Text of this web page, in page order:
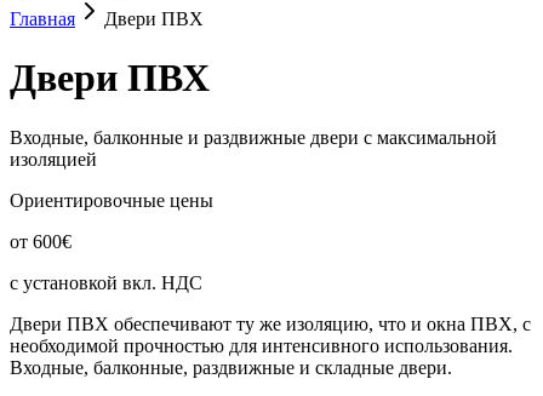
Главная
Двери ПВХ
Двери ПВХ
Входные, балконные и раздвижные двери с максимальной
изоляцией
Ориентировочные цены
от 600€
с установкой вкл. НДС
Двери ПВХ обеспечивают ту же изоляцию, что и окна ПВХ, с
необходимой прочностью для интенсивного использования.
Входные, балконные, раздвижные и складные двери.